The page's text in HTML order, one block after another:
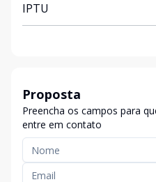
IPTU
Proposta
Preencha os campos para
entre em contato